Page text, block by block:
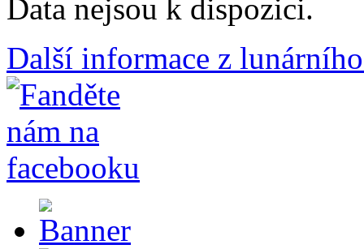
Data nejsou k dispozici.
Další informace z